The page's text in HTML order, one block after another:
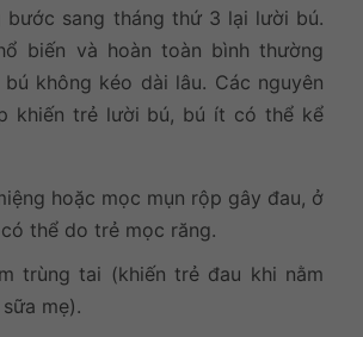
sang tháng thứ 3 lại lười bú.
biến và hoàn toàn bình thường
không kéo dài lâu. Các nguyên
khiến trẻ lười bú, bú ít có thể kể
hoặc mọc mụn rộp gây đau, ở
thể do trẻ mọc răng.
trùng tai (khiến trẻ đau khi nằm
mẹ).